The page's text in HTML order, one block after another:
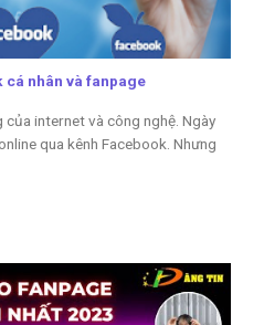
cá nhân và fanpage
internet và công nghệ. Ngày
qua kênh Facebook. Nhưng